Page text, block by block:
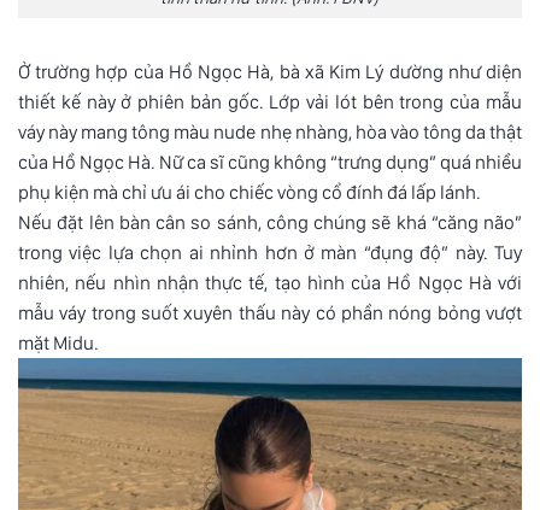
Ở trường hợp của Hồ Ngọc Hà, bà xã Kim Lý dường như diện
thiết kế này ở phiên bản gốc. Lớp vải lót bên trong của mẫu
váy này mang tông màu nude nhẹ nhàng, hòa vào tông da thật
của Hồ Ngọc Hà. Nữ ca sĩ cũng không “trưng dụng” quá nhiều
phụ kiện mà chỉ ưu ái cho chiếc vòng cổ đính đá lấp lánh.
Nếu đặt lên bàn cân so sánh, công chúng sẽ khá “căng não”
trong việc lựa chọn ai nhỉnh hơn ở màn “đụng độ” này. Tuy
nhiên, nếu nhìn nhận thực tế, tạo hình của Hồ Ngọc Hà với
mẫu váy trong suốt xuyên thấu này có phần nóng bỏng vượt
mặt Midu.